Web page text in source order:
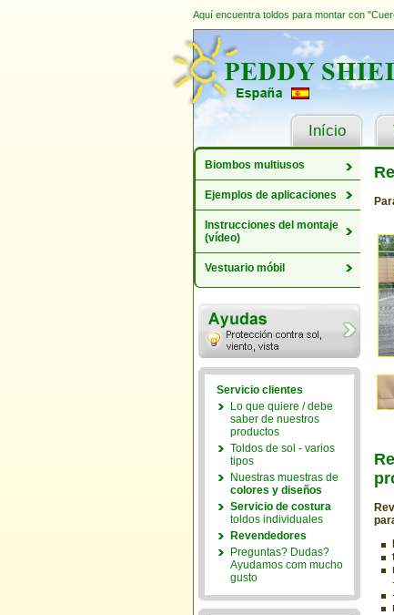
Aquí encuentra toldos para montar con
Início
Biombos multiusos
Ejemplos de aplicaciones
Instrucciones del montaje
(vídeo)
Vestuario móbil
Servicio clientes
Lo que quiere / debe
saber de nuestros
productos
Toldos de sol - varios
tipos
Nuestras muestras de
colores y diseños
Servicio de costura
toldos individuales
Revendedores
Preguntas? Dudas?
Ayudamos com mucho
gusto